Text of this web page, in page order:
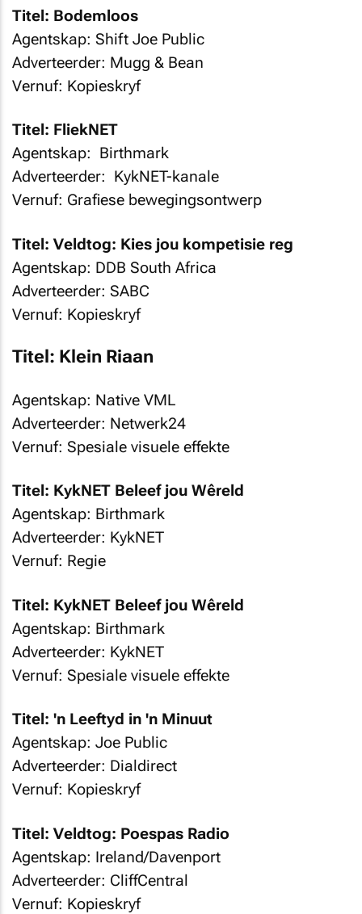
Titel: Bodemloos
Agentskap: Shift Joe Public
Adverteerder: Mugg & Bean
Vernuf: Kopieskryf
Titel: FliekNET
Agentskap: Birthmark
Adverteerder: KykNET-kanale
Vernuf: Grafiese bewegingsontwerp
Titel: Veldtog: Kies jou kompetisie reg
Agentskap: DDB South Africa
Adverteerder: SABC
Vernuf: Kopieskryf
Titel: Klein Riaan
Agentskap: Native VML
Adverteerder: Netwerk24
Vernuf: Spesiale visuele effekte
Titel: KykNET Beleef jou Wêreld
Agentskap: Birthmark
Adverteerder: KykNET
Vernuf: Regie
Titel: KykNET Beleef jou Wêreld
Agentskap: Birthmark
Adverteerder: KykNET
Vernuf: Spesiale visuele effekte
Titel: 'n Leeftyd in 'n Minuut
Agentskap: Joe Public
Adverteerder: Dialdirect
Vernuf: Kopieskryf
Titel: Veldtog: Poespas Radio
Agentskap: Ireland/Davenport
Adverteerder: CliffCentral
Vernuf: Kopieskryf